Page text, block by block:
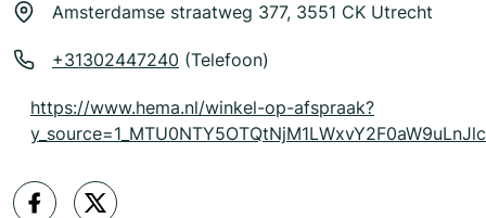
Amsterdamse straatweg 377, 3551 CK Utrecht
+31302447240 (Telefoon)
https://www.hema.nl/winkel-op-afspraak?